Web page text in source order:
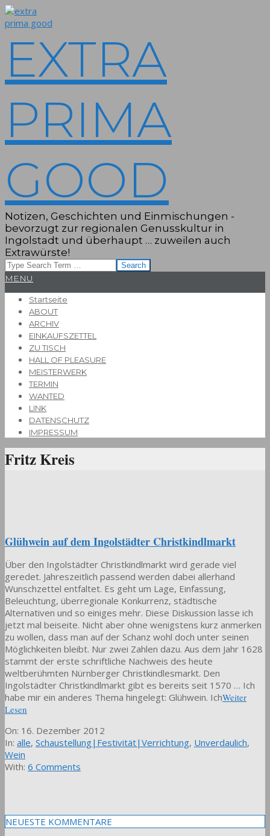
Skip
to
EXTRA
PRIMA
GOOD
Notizen, Geschichten und Einmischungen -
bevorzugt zur regionalen Genusskultur in
Ingolstadt und überhaupt … zuweilen auch
Extrawürste!
Search
Primary
Menu
MENU
Startseite
ABOUT
ARCHIV
EINKAUFSZETTEL
ZU TISCH
HALL OF PLEASURE
MEISTERWERK
TERMIN
WANTED
LINK
DATENSCHUTZ
IMPRESSUM
Fritz Kreis
Glühwein auf dem Ingolstädter Christkindlmarkt
Über den Ingolstädter Christkindlmarkt wird gerade viel
geredet. Jahreszeitlich passend werden dabei allerhand
Wunschzettel entfaltet. Es geht um Lage, Einfassung,
Beleuchtung, überregionale Konkurrenz, städtische
Alternativen und so einiges mehr. Diese Diskussion lasse ich
jetzt mal beiseite. Nicht aber ohne wenigstens kurz anmerken
zu wollen, dass man auf der Schanz wohl doch unter seinen
Möglichkeiten bleibt. Nur zwei Zahlen dazu. Aus dem Jahr 1628
stammt der erste schriftliche Nachweis des heute
weltberühmten Nürnberger Christkindlesmarkt. Den
Ingolstädter Christkindlmarkt gibt es bereits seit 1570 … Ich
habe mir ein anderes Thema hingelegt: Glühwein. IchWeiter
Lesen
2012-
12-
16
On: 16. Dezember 2012
In: alle, Schaustellung|Festivität|Verrichtung, Unverdaulich,
Wein
With: 6 Comments
NEUESTE KOMMENTARE